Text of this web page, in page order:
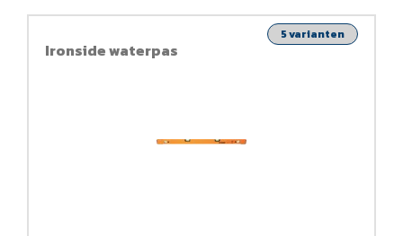
Ironside waterpas
5 varianten